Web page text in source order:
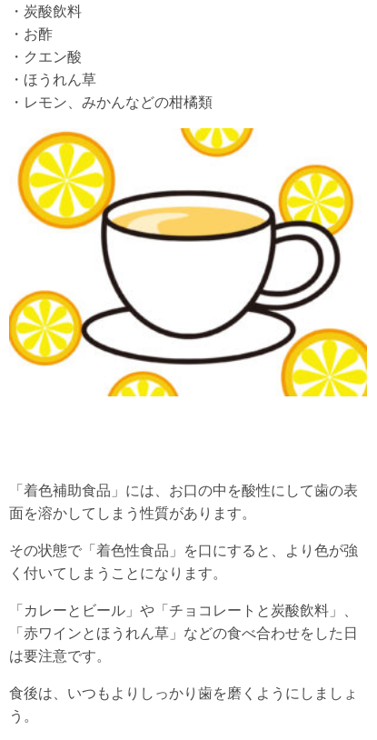
・炭酸飲料
・お酢
・クエン酸
・ほうれん草
・レモン、みかんなどの柑橘類
「着色補助食品」には、お口の中を酸性にして歯の表
面を溶かしてしまう性質があります。
その状態で「着色性食品」を口にすると、より色が強
く付いてしまうことになります。
「カレーとビール」や「チョコレートと炭酸飲料」、
「赤ワインとほうれん草」などの食べ合わせをした日
は要注意です。
食後は、いつもよりしっかり歯を磨くようにしましょ
う。